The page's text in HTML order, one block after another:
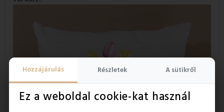
Hozzájárulás Részletek A sütikről
Ez a weboldal cookie-kat használ